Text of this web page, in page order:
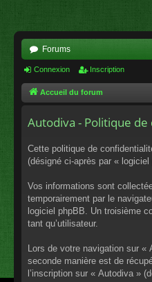
Forums
Connexion Inscription
Accueil du forum
Autodiva - Politique
Cette politique de
(désigné ci-après par «
Vos informations sont
temporairement par le
logiciel phpBB. Un troisième
tant qu’utilisateur.
Lors de votre navigation sur «
seconde manière est de
l’inscription sur « Autodiva »